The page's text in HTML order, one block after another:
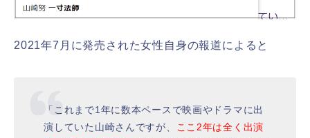
2021年7月に発売された女性自身の報道によると
「これまで1年に数本ペースで映画やドラマに出
演していた山崎さんですが、
ここ2年は全く出演